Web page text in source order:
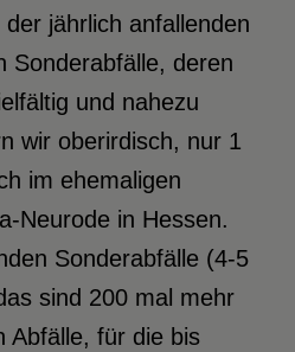
jährlich anfallenden
Sonderabfälle, deren
und nahezu
wir oberirdisch, nur 1
im ehemaligen
Neurode in Hessen.
Sonderabfälle (4-5
sind 200 mal mehr
Abfälle, für die bis